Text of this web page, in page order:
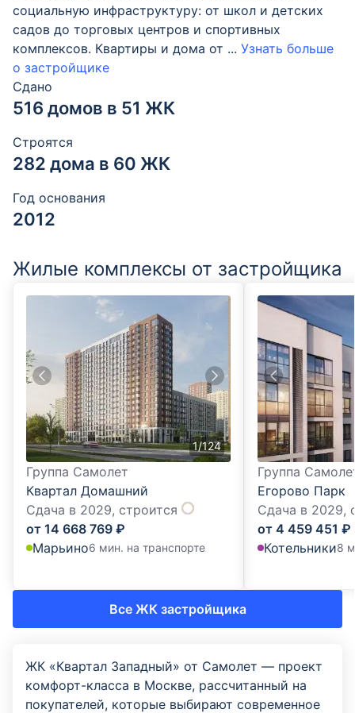
социальную инфраструктуру: от школ и детских
садов до торговых центров и спортивных
комплексов. Квартиры и дома от ... Узнать больше
о застройщике
Сдано
516 домов в 51 ЖК
Строятся
282 дома в 60 ЖК
Год основания
2012
Жилые комплексы от застройщика
1/124
Группа Самолет
Квартал Домашний
Сдача в 2029, строится
от 14 668 769 ₽
Марьино6 мин. на транспорте
Группа
Егорово Парк
Сдача в 2029,
от 4 459 451 ₽
Котельники8
Все ЖК застройщика
ЖК «Квартал Западный» от Самолет — проект
комфорт-класса в Москве, рассчитанный на
покупателей, которые выбирают современное